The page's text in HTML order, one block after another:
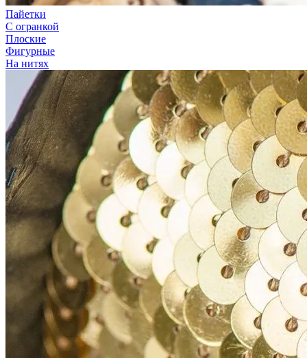
Пайетки
С огранкой
Плоские
Фигурные
На нитях